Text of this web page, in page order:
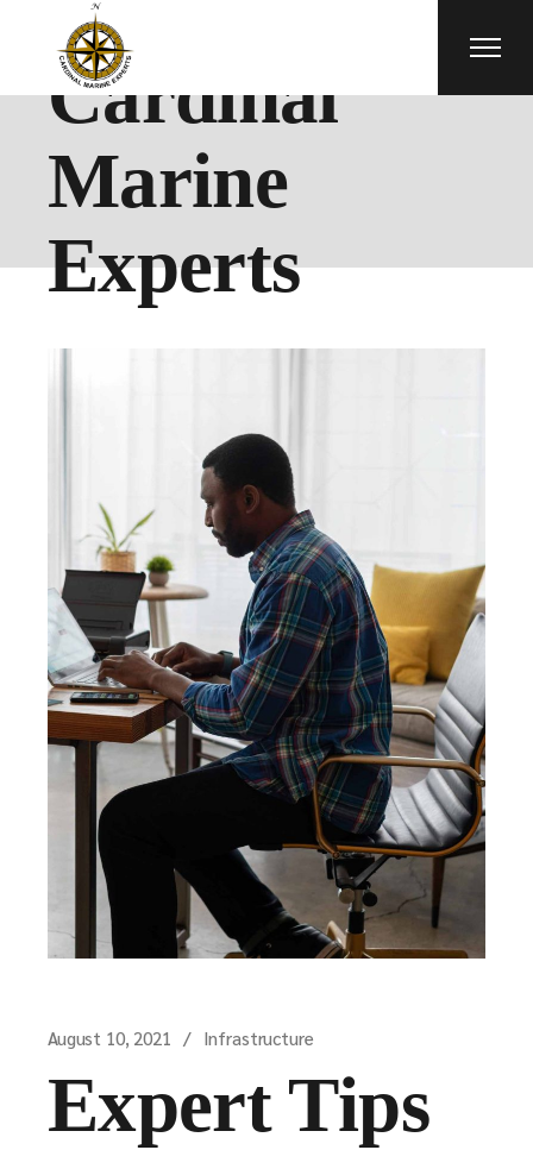
Cardinal
Marine
Experts
August 10, 2021 Infrastructure
Expert Tips